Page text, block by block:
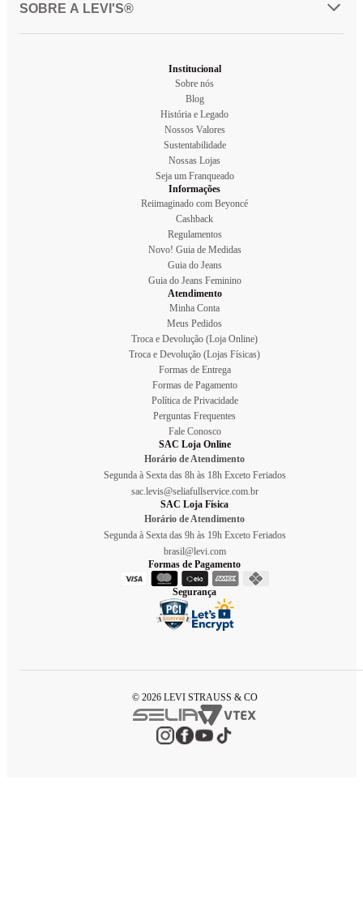
SOBRE A LEVI'S®
Institucional
Sobre nós
Blog
História e Legado
Nossos Valores
Sustentabilidade
Nossas Lojas
Seja um Franqueado
Informações
Reiimaginado com Beyoncé
Cashback
Regulamentos
Novo! Guia de Medidas
Guia do Jeans
Guia do Jeans Feminino
Atendimento
Minha Conta
Meus Pedidos
Troca e Devolução (Loja Online)
Troca e Devolução (Lojas Físicas)
Formas de Entrega
Formas de Pagamento
Política de Privacidade
Perguntas Frequentes
Fale Conosco
SAC Loja Online
Horário de Atendimento
Segunda à Sexta das 8h às 18h Exceto Feriados
sac.levis@seliafullservice.com.br
SAC Loja Física
Horário de Atendimento
Segunda à Sexta das 9h às 19h Exceto Feriados
brasil@levi.com
Formas de Pagamento
Segurança
© 2026 LEVI STRAUSS & CO